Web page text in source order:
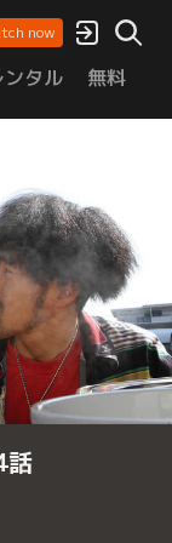
now
ンタル 無料
話